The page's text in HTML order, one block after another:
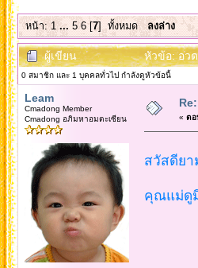
หน้า:1 ... 5 6[7] ทั้งหมด ลงล่าง
ผู้เขียน หัวข้อ: อว
0 สมาชิก และ 1 บุคคลทั่วไป กำลังดูหัวข้อนี้
Leam
Cmadong Member
Cmadong อภิมหาอมตะเซียน
« ตอ
สวัสดียา
คุณแม่ดู